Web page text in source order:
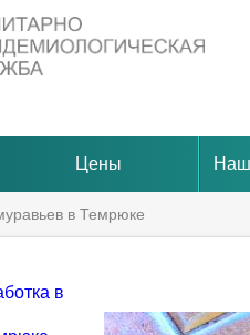
Цены
в Темрюке
в